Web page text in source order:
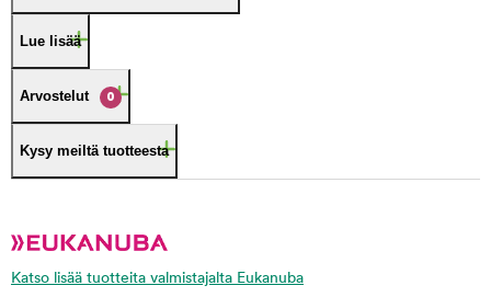
Lue lisää
Arvostelut 0
Kysy meiltä tuotteesta
Katso lisää tuotteita valmistajalta Eukanuba